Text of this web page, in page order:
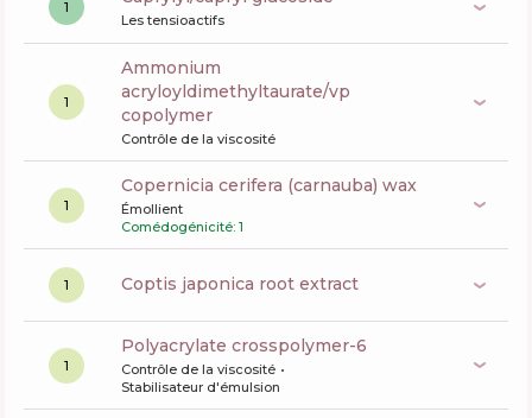
1
Les tensioactifs
1
ammonium
acryloyldimethyltaurate/vp
copolymer
Contrôle de la viscosité
1
copernicia cerifera (carnauba) wax
Émollient
Comédogénicité: 1
1 coptis japonica root extract
1
polyacrylate crosspolymer-6
Contrôle de la viscosité
Stabilisateur d'émulsion